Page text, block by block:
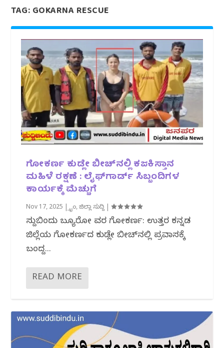
TAG:GOKARNA RESCUE
ಗೋಕರ್ಣ ಕುಡ್ಲೇ ಬೀಚ್‌ನಲ್ಲಿ ಕಜಕಿಸ್ತಾನ
ಮಹಿಳೆ ರಕ್ಷಣೆ : ಲೈಫ್‌ಗಾರ್ಡ್ ಸಿಬ್ಬಂದಿಗಳ
ಕಾರ್ಯಕ್ಕೆ ಮೆಚ್ಚುಗೆ
Nov 17, 2025 |ಕ್ರೈಂ,ಜಿಲ್ಲಾ ಸುದ್ದಿ |
ಸುದ್ದಿಬಿಂದು ಬ್ಯೂರೋ‌ ವರದಿ ಗೋಕರ್ಣ: ಉತ್ತರ ಕನ್ನಡ
ಜಿಲ್ಲೆಯ ಗೋಕರ್ಣದ ಕುಡ್ಲೇ ಬೀಚ್‌ನಲ್ಲಿ ಪ್ರವಾಸಕ್ಕೆ
ಬಂದಿದ್ದ...
READ MORE